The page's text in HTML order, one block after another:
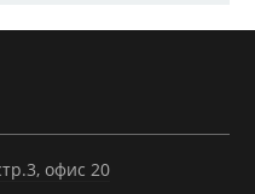
офис 20